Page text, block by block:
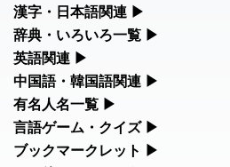
漢字・日本語関連 ▶
漢字の読み方検索、手書き入力、書
人名漢字辞典 - 読
辞典・いろいろ一覧 ▶
部首・画数別の漢字一覧、熟語辞典
リファレンスツー
英語関連 ▶
カタカナ語・略語の意味検索、発音
カタカナ語の意味・発
中国語・韓国語関連 ▶
中国語のピンイン変換、韓国語の手
手書き中国語入力 変
有名人名一覧 ▶
海外セレブやスポーツ選手の名前の
言語ゲーム・クイズ ▶
四字熟語パズルや漢字クイズなど、
ブックマークレット ▶